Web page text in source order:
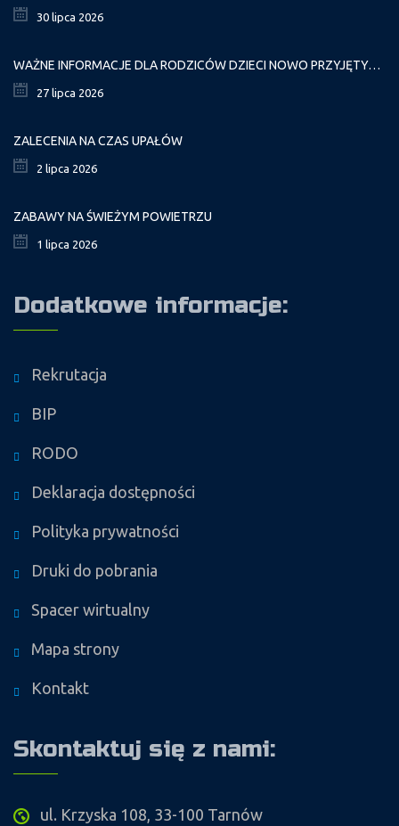
30 lipca 2026
WAŻNE INFORMACJE DLA RODZICÓW DZIECI NOWO PRZYJĘTYCH GR. I
27 lipca 2026
ZALECENIA NA CZAS UPAŁÓW
2 lipca 2026
ZABAWY NA ŚWIEŻYM POWIETRZU
1 lipca 2026
Dodatkowe informacje:
Rekrutacja
BIP
RODO
Deklaracja dostępności
Polityka prywatności
Druki do pobrania
Spacer wirtualny
Mapa strony
Kontakt
Skontaktuj się z nami:
ul. Krzyska 108, 33-100 Tarnów